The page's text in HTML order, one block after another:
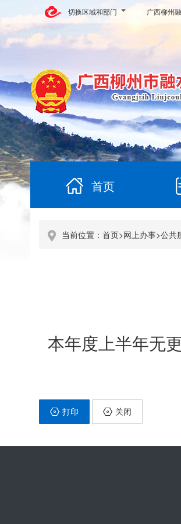
切换区域和部门 广西柳州
首页
当前位置： 首页>网上办事>公共
本年度上半年无
打印 关闭